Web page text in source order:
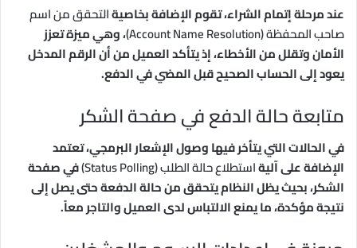
عند مرحلة إتمام الشراء، تقوم الإضافة بخاصيةالتحقق من اسم
صاحب المحفظة (Account Name Resolution)
، وهي ميزة تعزز
الأمان وتقلل من الأخطاء، إذ يتأكد العميل من أن الرقم المدخل
يعود إلى الحساب الصحيح قبل المضي في الدفع.
متابعة حالة الدفع في صفحة الشكر
في الحالات التي يتأخر فيها وصول الإشعار البرمجي، تعتمد
الإضافة على آليةاستطلاع حالة الطلب (Status Polling)
في صفحة
الشكر، بحيث يظل النظام يتحقق من حالة الدفعة حتى يصل إلى
نتيجة مؤكدة، ما يمنع الالتباس لدى العميل والتاجر معاً.